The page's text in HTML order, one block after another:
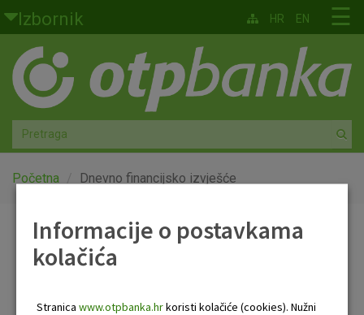
Skoči na glavni sadržaj
Izbornik
Građani
Privatno bankarstvo
Agro
Mala poduzeća i obrtnici
Globalna tržišta
☰
HR EN
Početna Dnevno financijsko izvješće
Dnevno financijsko
Informacije o postavkama
kolačića
Stranica www.otpbanka.hrkoristi kolačiće (cookies). Nužni